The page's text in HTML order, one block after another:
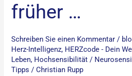
früher …
Schreiben Sie einen Kommentar /
Herz-Intelligenz, HERZcode - Dein
Leben, Hochsensibilität /
Tipps /Christian Rupp